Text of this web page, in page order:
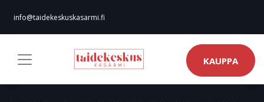
info@taidekeskuskasarmi.fi
KAUPPA